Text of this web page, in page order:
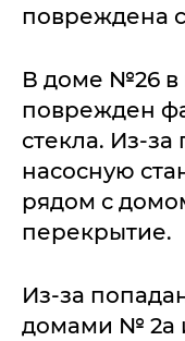
повреждена
В доме №26 в
поврежден
стекла. Из-
насосную
рядом с
перекрытие.
Из-за
домами № 2а